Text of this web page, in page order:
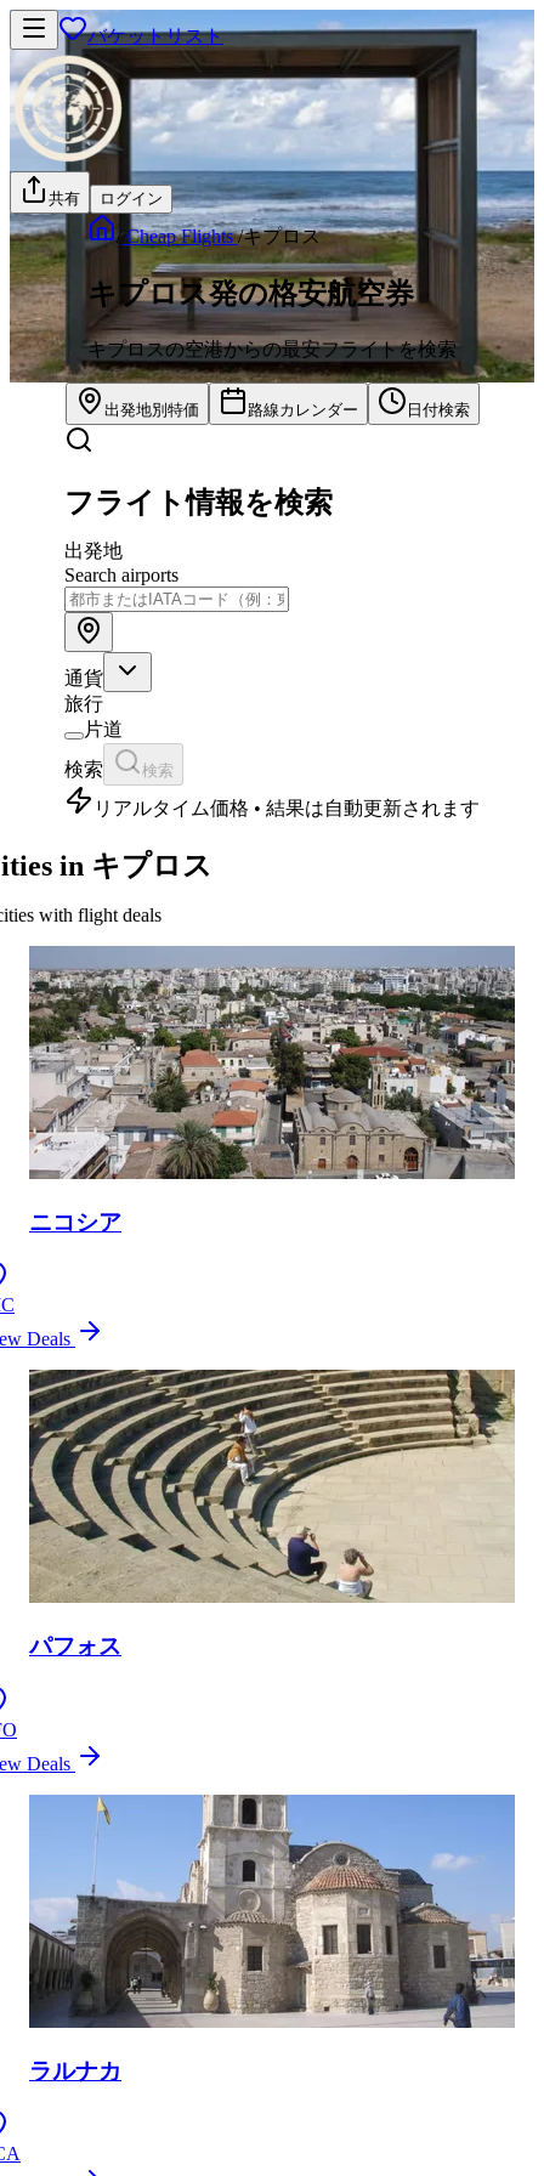
バケットリスト
共有 ログイン
/Cheap Flights/キプロス
キプロス発の格安航空券
キプロスの空港からの最安フライトを検索
出発地別特価 路線カレンダー 日付検索
フライト情報を検索
出発地
Search airports
通貨
旅行
片道
検索
検索
リアルタイム価格 • 結果は自動更新されます
in キプロス
with flight deals
ニコシア
Deals
パフォス
Deals
ラルナカ